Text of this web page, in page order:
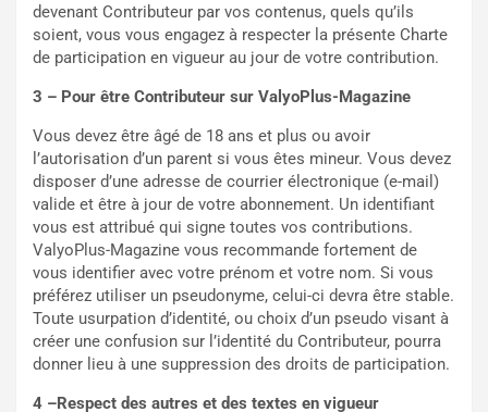
devenant Contributeur par vos contenus, quels qu’ils
soient, vous vous engagez à respecter la présente Charte
de participation en vigueur au jour de votre contribution.
3 – Pour être Contributeur sur ValyoPlus-Magazine
Vous devez être âgé de 18 ans et plus ou avoir
l’autorisation d’un parent si vous êtes mineur. Vous devez
disposer d’une adresse de courrier électronique (e-mail)
valide et être à jour de votre abonnement. Un identifiant
vous est attribué qui signe toutes vos contributions.
ValyoPlus-Magazine vous recommande fortement de
vous identifier avec votre prénom et votre nom. Si vous
préférez utiliser un pseudonyme, celui-ci devra être stable.
Toute usurpation d’identité, ou choix d’un pseudo visant à
créer une confusion sur l’identité du Contributeur, pourra
donner lieu à une suppression des droits de participation.
4 –Respect des autres et des textes en vigueur